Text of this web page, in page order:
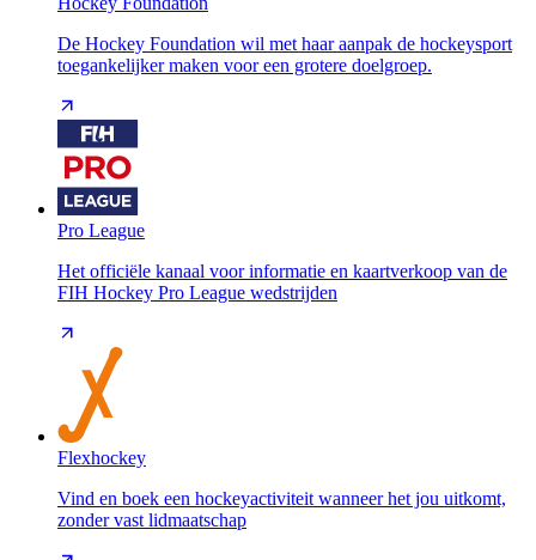
De Hockey Foundation wil met haar aanpak de hockeysport
toegankelijker maken voor een grotere doelgroep.
Pro League
Het officiële kanaal voor informatie en kaartverkoop van de
FIH Hockey Pro League wedstrijden
Flexhockey
Vind en boek een hockeyactiviteit wanneer het jou uitkomt,
zonder vast lidmaatschap